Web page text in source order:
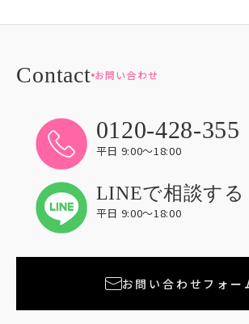
お問い合わせ
0120-428-355
平日 9:00〜18:00
LINEで相談する
平日 9:00〜18:00
お問い合わせフォー